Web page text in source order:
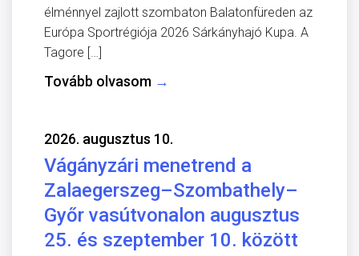
élménnyel zajlott szombaton Balatonfüreden az
Európa Sportrégiója 2026 Sárkányhajó Kupa. A
Tagore […]
Tovább olvasom →
2026. augusztus 10.
Vágányzári menetrend a
Zalaegerszeg–Szombathely–
Győr vasútvonalon augusztus
25. és szeptember 10. között